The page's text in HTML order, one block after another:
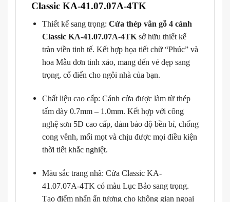
Classic KA-41.07.07A-4TK
Thiết kế sang trọng: Cửa thép vân gỗ 4 cánh
Classic KA-41.07.07A-4TKsở hữu thiết kế
tràn viền tinh tế. Kết hợp họa tiết chữ “Phúc” và
hoa Mẫu đơn tinh xảo, mang đến vẻ đẹp sang
trọng, cổ điển cho ngôi nhà của bạn.
Chất liệu cao cấp: Cánh cửa được làm từ thép
tấm dày 0.7mm – 1.0mm. Kết hợp với công
nghệ sơn 5D cao cấp, đảm bảo độ bền bỉ, chống
cong vênh, mối mọt và chịu được mọi điều kiện
thời tiết khắc nghiệt.
Màu sắc trang nhã: Cửa Classic KA-
41.07.07A-4TK có màu Lục Bảo sang trọng.
Tạo điểm nhấn ấn tượng cho không gian ngoại